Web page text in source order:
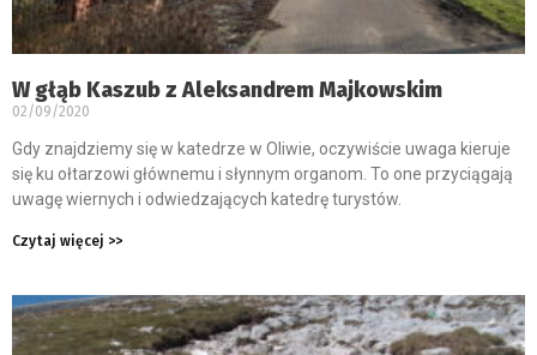
W głąb Kaszub z Aleksandrem Majkowskim
02/09/2020
Gdy znajdziemy się w katedrze w Oliwie, oczywiście uwaga kieruje
się ku ołtarzowi głównemu i słynnym organom. To one przyciągają
uwagę wiernych i odwiedzających katedrę turystów.
Czytaj więcej >>